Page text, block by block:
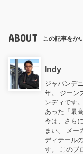
ABOUT この記事をか
Indy
ジャパンデ
年。 ジーン
ンディです
あった「最
今は、さら
まい、 メー
ディテール
す。 このブ